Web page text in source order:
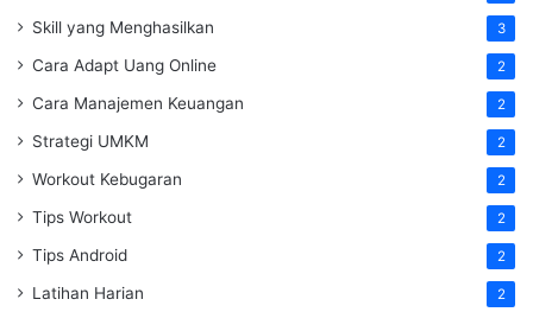
Skill yang Menghasilkan 3
Cara Adapt Uang Online 2
Cara Manajemen Keuangan 2
Strategi UMKM 2
Workout Kebugaran 2
Tips Workout 2
Tips Android 2
Latihan Harian 2